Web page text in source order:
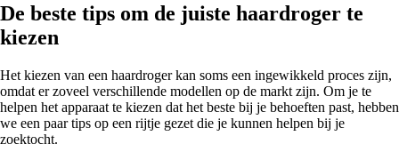
De beste tips om de juiste haardroger te
kiezen
Het kiezen van een haardroger kan soms een ingewikkeld proces zijn,
omdat er zoveel verschillende modellen op de markt zijn. Om je te
helpen het apparaat te kiezen dat het beste bij je behoeften past, hebben
we een paar tips op een rijtje gezet die je kunnen helpen bij je
zoektocht.